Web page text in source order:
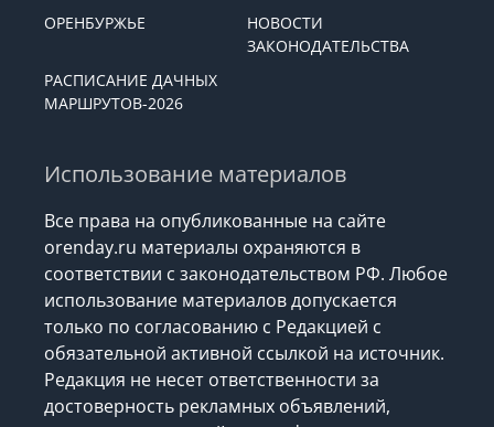
ОРЕНБУРЖЬЕ
НОВОСТИ
ЗАКОНОДАТЕЛЬСТВА
РАСПИСАНИЕ ДАЧНЫХ
МАРШРУТОВ-2026
Использование материалов
Все права на опубликованные на сайте
orenday.ru материалы охраняются в
соответствии с законодательством РФ. Любое
использование материалов допускается
только по согласованию с Редакцией с
обязательной активной ссылкой на источник.
Редакция не несет ответственности за
достоверность рекламных объявлений,